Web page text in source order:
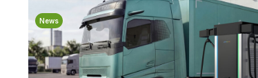
News